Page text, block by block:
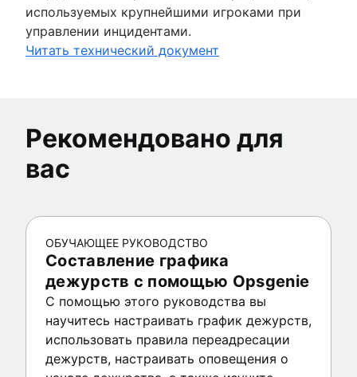
используемых крупнейшими игроками при
управлении инцидентами.
Читать технический документ
Рекомендовано для
вас
ОБУЧАЮЩЕЕ РУКОВОДСТВО
Составление графика
дежурств с помощью Opsgenie
С помощью этого руководства вы
научитесь настраивать график дежурств,
использовать правила переадресации
дежурств, настраивать оповещения о